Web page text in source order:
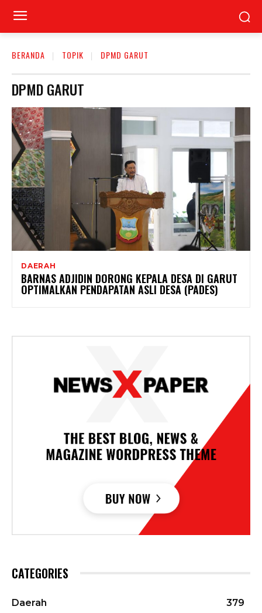
BERANDA TOPIK DPMD GARUT
DPMD GARUT
DAERAH
BARNAS ADJIDIN DORONG KEPALA DESA DI GARUT
OPTIMALKAN PENDAPATAN ASLI DESA (PADES)
CATEGORIES
Daerah
379